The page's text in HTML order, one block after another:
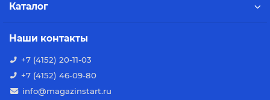
Каталог
Наши контакты
+7 (4152) 20-11-03
+7 (4152) 46-09-80
info@magazinstart.ru